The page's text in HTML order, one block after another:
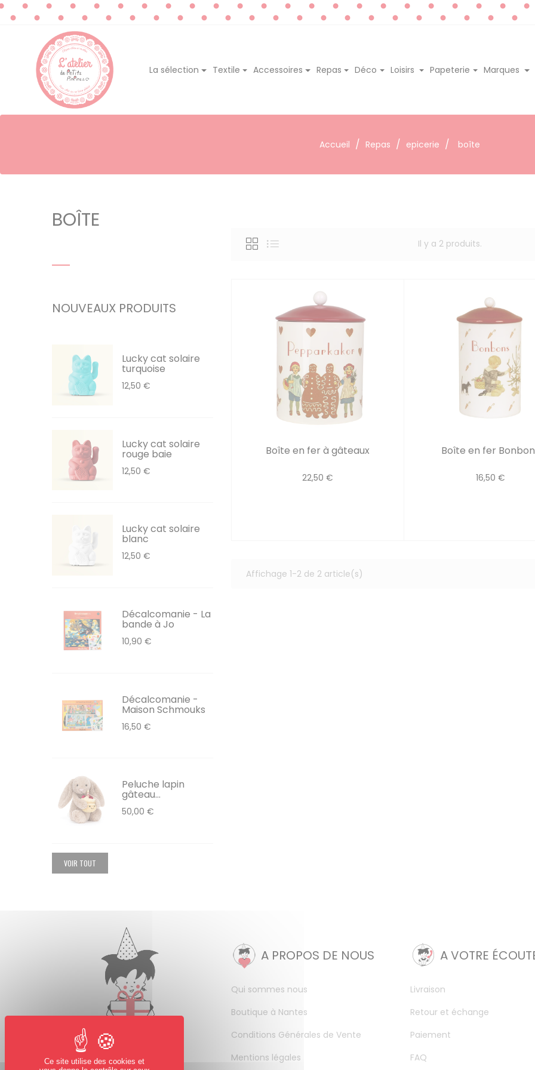
La sélection Textile Accessoires Repas Déco Loisirs Papeterie Marques
Accueil Repas epicerie boîte
BOÎTE
NOUVEAUX PRODUITS
Lucky cat solaire
turquoise
12,50 €
Lucky cat solaire
rouge baie
12,50 €
Lucky cat solaire
blanc
12,50 €
Décalcomanie - La
bande à Jo
10,90 €
Décalcomanie -
Maison Schmouks
16,50 €
Peluche lapin
gâteau...
50,00 €
VOIR TOUT
Il y a 2 produits.
Boîte en fer à gâteaux
22,50 €
Boîte en fer
16,50 €
Affichage 1-2 de 2 article(s)
A PROPOS DE NOUS
Qui sommes nous
Boutique à Nantes
Conditions Générales de Vente
Mentions légales
A VOTRE
Livraison
Retour et échange
Paiement
FAQ
Ce site utilise des cookies et